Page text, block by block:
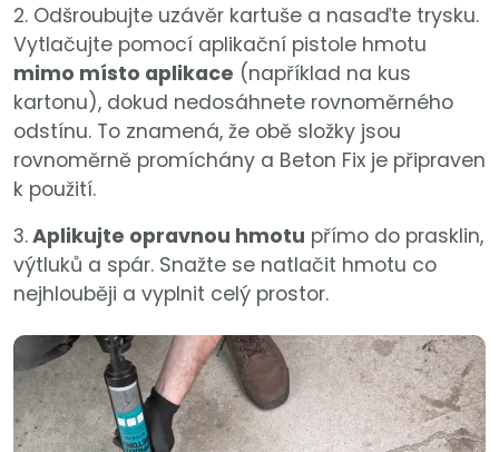
2. Odšroubujte uzávěr kartuše a nasaďte trysku.
Vytlačujte pomocí aplikační pistole hmotu
mimo místo aplikace (například na kus
kartonu), dokud nedosáhnete rovnoměrného
odstínu. To znamená, že obě složky jsou
rovnoměrně promíchány a Beton Fix je připraven
k použití.
3.Aplikujte opravnou hmotu přímo do prasklin,
výtluků a spár. Snažte se natlačit hmotu co
nejhlouběji a vyplnit celý prostor.